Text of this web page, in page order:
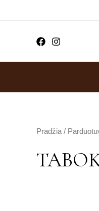
Pradžia /